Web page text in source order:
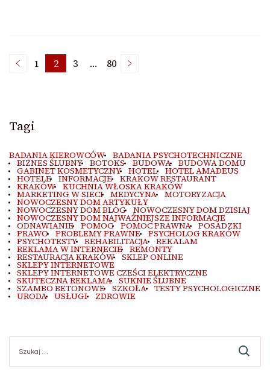
Stronicowanie
Strona
1 Strona
2 Strona
3 … Strona
80
Tagi
BADANIA KIEROWCÓW BADANIA PSYCHOTECHNICZNE
BIZNES ŚLUBNY BOTOKS BUDOWA BUDOWA DOMU
GABINET KOSMETYCZNY HOTEL HOTEL AMADEUS
HOTELE INFORMACJE KRAKOW RESTAURANT
KRAKÓW KUCHNIA WŁOSKA KRAKÓW
MARKETING W SIECI MEDYCYNA MOTORYZACJA
NOWOCZESNY DOM ARTYKUŁY
NOWOCZESNY DOM BLOG NOWOCZESNY DOM DZISIAJ
NOWOCZESNY DOM NAJWAŻNIEJSZE INFORMACJE
ODNAWIANIE POMOC POMOC PRAWNA POSADZKI
PRAWO PROBLEMY PRAWNE PSYCHOLOG KRAKÓW
PSYCHOTESTY REHABILITACJA REKALAM
REKLAMA W INTERNECIE REMONTY
RESTAURACJA KRAKÓW SKLEP ONLINE
SKLEPY INTERNETOWE
SKLEPY INTERNETOWE CZEŚCI ELEKTRYCZNE
SKUTECZNA REKLAMA SUKNIE ŚLUBNE
SZAMBO BETONOWE SZKOŁA TESTY PSYCHOLOGICZNE
URODA USŁUGI ZDROWIE